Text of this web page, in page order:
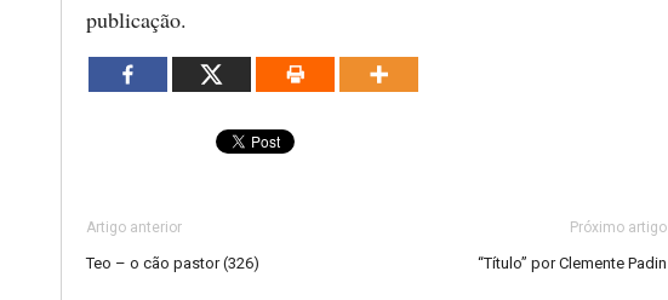
publicação.
Artigo anterior
Teo – o cão pastor (326)
Próximo artigo
“Título” por Clemente Padin